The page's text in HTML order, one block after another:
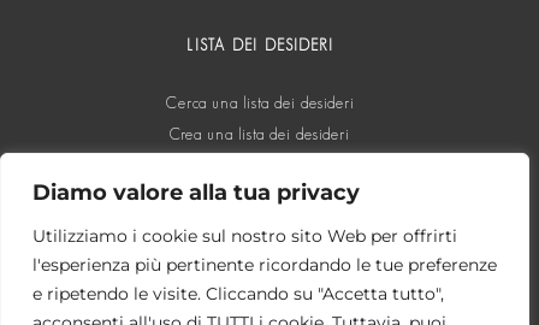
Diamo valore alla tua privacy
Utilizziamo i cookie sul nostro sito Web per offrirti
l'esperienza più pertinente ricordando le tue preferenze
e ripetendo le visite. Cliccando su "Accetta tutto",
LISTA DEI DESIDERI
Cerca una lista dei desideri
Crea una lista dei desideri
SOCIAL